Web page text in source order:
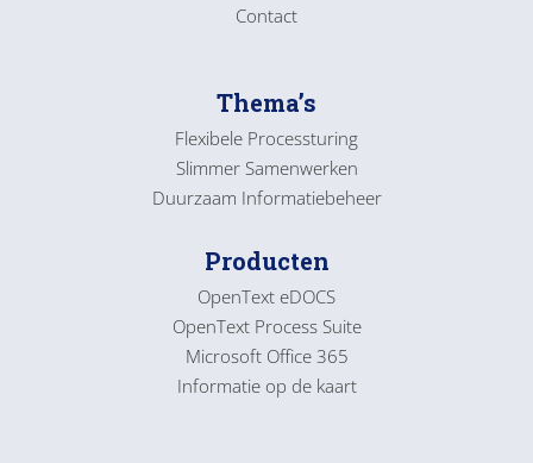
Contact
Thema’s
Flexibele Processturing
Slimmer Samenwerken
Duurzaam Informatiebeheer
Producten
OpenText eDOCS
OpenText Process Suite
Microsoft Office 365
Informatie op de kaart